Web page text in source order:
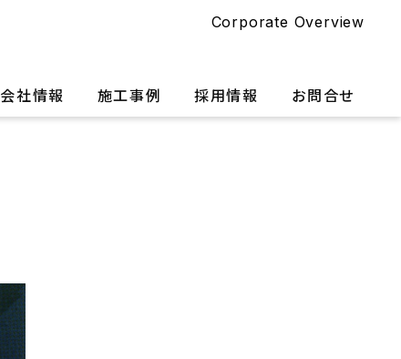
会社情報 施工事例 採用情報 お問合せ
Corporate Overview